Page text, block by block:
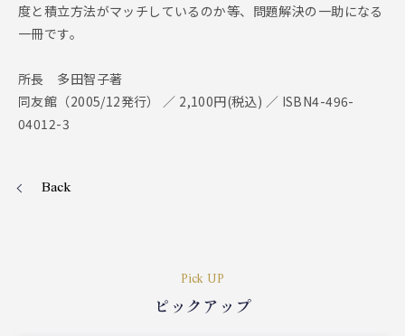
度と積立方法がマッチしているのか等、問題解決の一助になる
一冊です。
所長 多田智子著
同友館（2005/12発行） ／ 2,100円(税込) ／ ISBN4-496-
04012-3
Back
Pick UP
ピックアップ